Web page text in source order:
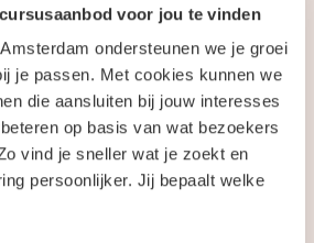
voor jou te vinden
ondersteunen we je groei
je passen. Met cookies kunnen we
die aansluiten bij jouw interesses
op basis van wat bezoekers
vind je sneller wat je zoekt en
persoonlijker. Jij bepaalt welke
dat de ruim 750 cursussen gemiddeld
net als onze 160 docenten.
Volksuniversiteit,
tot educatie”
betekent een schat aan verhalen!
G. van Baalen en Bart Schut hebben